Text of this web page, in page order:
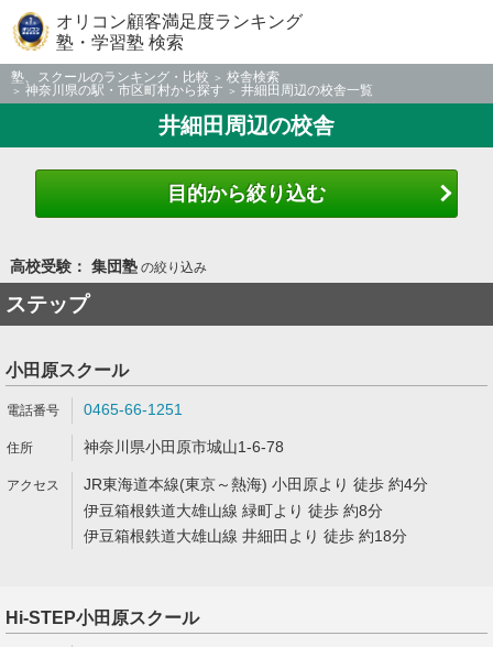
オリコン顧客満足度ランキング
塾・学習塾 検索
塾、スクールのランキング・比較
校舎検索
神奈川県の駅・市区町村から探す
井細田周辺の校舎一覧
井細田周辺の校舎
目的から絞り込む
高校受験： 集団塾の絞り込み
ステップ
小田原スクール
0465-66-1251
神奈川県小田原市城山1-6-78
JR東海道本線(東京～熱海) 小田原より 徒歩 約4分
伊豆箱根鉄道大雄山線 緑町より 徒歩 約8分
伊豆箱根鉄道大雄山線 井細田より 徒歩 約18分
Hi-STEP小田原スクール